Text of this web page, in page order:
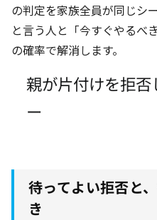
の判定を家族全員が同じシ
と言う人と「今すぐやるべ
の確率で解消します。
親が片付けを拒
ー
待ってよい拒否と
き